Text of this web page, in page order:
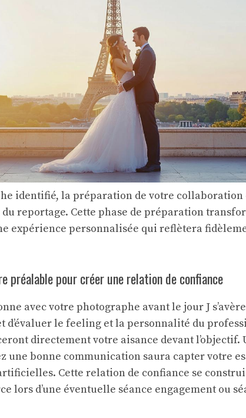
identifié, la préparation de votre
reportage. Cette phase de préparation
expérience personnalisée qui reflètera
préalable pour créer une relation de confiance
avec votre photographe avant le jour J
d’évaluer le feeling et la personnalité du
directement votre aisance devant l’objectif.
une bonne communication saura capter votre
Cette relation de confiance se
lors d’une éventuelle séance engagement ou